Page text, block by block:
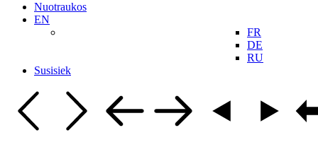
Nuotraukos
EN
FR
DE
RU
Susisiek